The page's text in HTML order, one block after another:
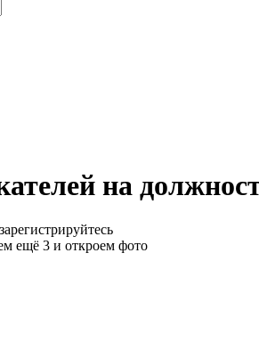
на
ещё 3 и откроем фото